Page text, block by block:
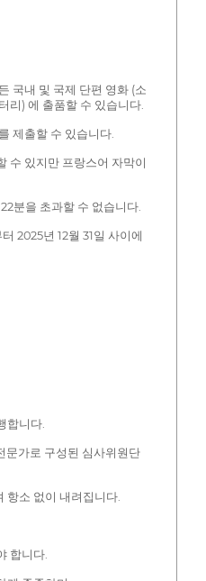
국내 및 국제 단편 영화 (소
리) 에 출품할 수 있습니다.
제출할 수 있습니다.
수 있지만 프랑스어 자막이
분을 초과할 수 없습니다.
2025년 12월 31일 사이에
합니다.
문가로 구성된 심사위원단
항소 없이 내려집니다.
합니다.